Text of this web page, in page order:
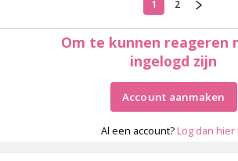
1 2
Om te kunnen reageren
ingelogd zijn
Account aanmaken
Al een account? Log dan hier